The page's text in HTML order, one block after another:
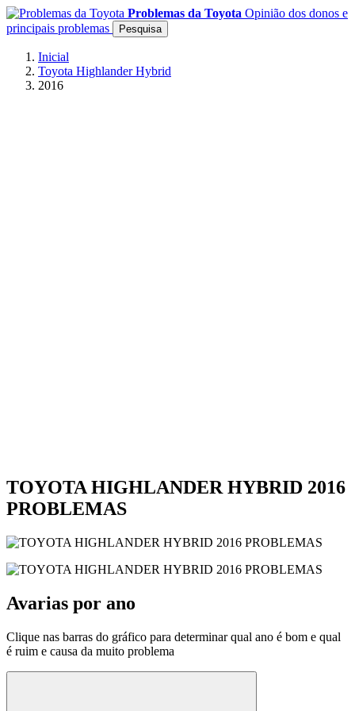
Problemas da Toyota Opinião dos donos e
principais problemas
Pesquisa
Inicial
Toyota Highlander Hybrid
2016
TOYOTA HIGHLANDER HYBRID 2016
PROBLEMAS
Avarias por ano
Clique nas barras do gráfico para determinar qual ano é bom e qual
é ruim e causa da muito problema